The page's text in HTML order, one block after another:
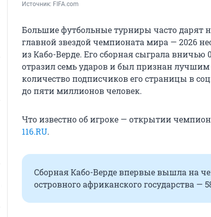
Источник: FIFA.com
Большие футбольные турниры часто дарят
главной звездой чемпионата мира — 2026
из Кабо-Верде. Его сборная сыграла
отразил семь ударов и был признан лучшим
количество подписчиков его страницы в
до пяти миллионов человек.
Что известно об игроке — открытии
116.RU.
Сборная Кабо-Верде впервые вышла на
островного африканского государства —